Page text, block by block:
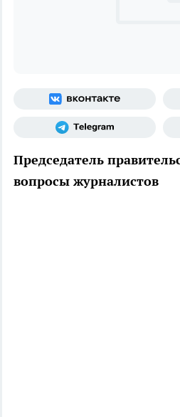
Председатель
вопросы журналистов